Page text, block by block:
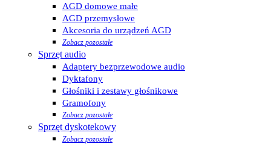
AGD domowe małe
AGD przemysłowe
Akcesoria do urządzeń AGD
Zobacz pozostałe
Sprzęt audio
Adaptery bezprzewodowe audio
Dyktafony
Głośniki i zestawy głośnikowe
Gramofony
Zobacz pozostałe
Sprzęt dyskotekowy
Zobacz pozostałe